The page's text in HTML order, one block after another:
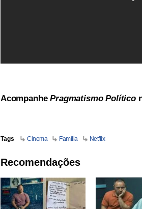
AcompanhePragmatismo Político
Tags Cinema Família Netflix
Recomendações